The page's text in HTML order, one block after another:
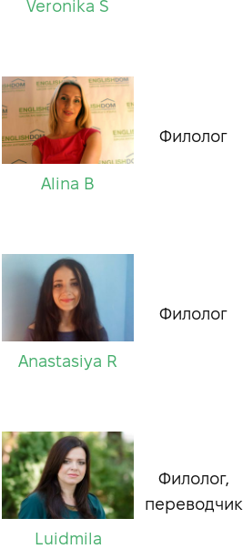
Veronika S
Alina B
Филолог
Anastasiya R
Филолог
Luidmila
Филолог,
переводчик